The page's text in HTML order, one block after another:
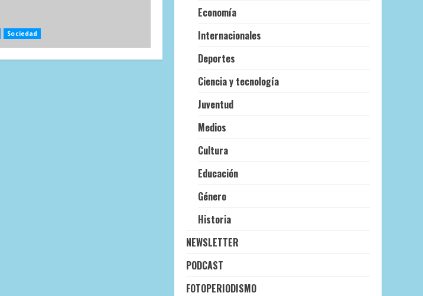
Sociedad
Economía
Internacionales
Deportes
Ciencia y tecnología
Juventud
Medios
Cultura
Educación
Género
Historia
NEWSLETTER
PODCAST
FOTOPERIODISMO